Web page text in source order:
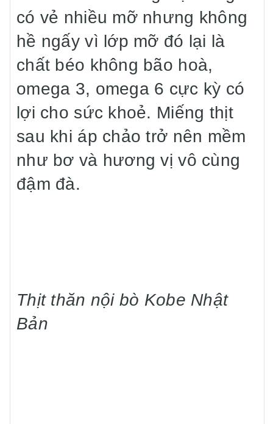
có vẻ nhiều mỡ nhưng không
hề ngấy vì lớp mỡ đó lại là
chất béo không bão hoà,
omega 3, omega 6 cực kỳ có
lợi cho sức khoẻ. Miếng thịt
sau khi áp chảo trở nên mềm
như bơ và hương vị vô cùng
đậm đà.
Thịt thăn nội bò Kobe Nhật
Bản